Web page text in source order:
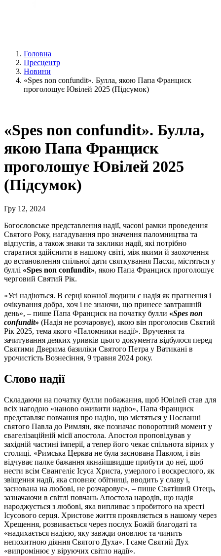
Головна
Пресцентр
Новини
«Spes non confundit». Булла, якою Папа Франциск
проголошує Ювілей 2025 (Підсумок)
«Spes non confundit». Булла,
якою Папа Франциск
проголошує Ювілей 2025
(Підсумок)
Гру 12, 2024
Богословське представлення надії, часові рамки проведення
Святого Року, нагадування про значення паломництва та
відпустів, а також знаки та заклики надії, які потрібно
старатися здійснити в нашому світі, між якими й заохочення
до встановлення спільної дати святкування Пасхи, містяться у
буллі «Spes non confundit», якою Папа Франциск проголошує
черговий Святий Рік.
«Усі надіються. В серці кожної людини є надія як прагнення і
очікування добра, хоч і не знаючи, що принесе завтрашній
день», – пише Папа Франциск на початку булли «Spes non
confundit» (Надія не розчаровує), якою він проголосив Святий
Рік 2025, тема якого «Паломники надії». Вручення та
зачитування деяких уривків цього документа відбулося перед
Святими Дверима базиліки Святого Петра у Ватикані в
урочистість Вознесіння, 9 травня 2024 року.
Слово надії
Складаючи на початку булли побажання, щоб Ювілей став для
всіх нагодою «наново оживити надію», Папа Франциск
представляє повчання про надію, що містяться у Посланні
святого Павла до Римлян, яке позначає поворотний момент у
євагелізаційній місії апостола. Апостол проповідував у
західній частині імперії, а тепер його чекає спільнота вірних у
столиці. «Римська Церква не була заснована Павлом, і він
відчуває палке бажання якнайшвидше прибути до неї, щоб
нести всім Євангеліє Ісуса Христа, умерлого і воскреслого, як
звіщення надії, яка сповняє обітниці, вводить у славу і,
заснована на любові, не розчаровує», – пише Святіший Отець,
зазначаючи в світлі повчань Апостола народів, що надія
народжується з любові, яка випливає з пробитого на хресті
Ісусового серця. Христове життя проявляється в нашому через
Хрещення, розвивається через послух Божій благодаті та
«надихається надією, яку завжди оновлює та чинить
непохитною діяння Святого Духа». І саме Святий Дух
«випромінює у віруючих світло надії».